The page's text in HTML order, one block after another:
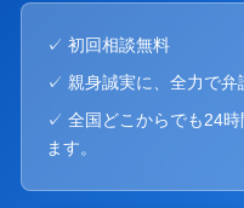
✓ 初回相談無料
✓ 親身誠実に、全力で弁
✓ 全国どこからでも24時
ます。